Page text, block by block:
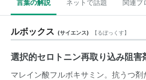
言葉の解説 ネットで話題 関連ブ
ルボックス (サイエンス) 【るぼっくす】
選択的セロトニン再取り込み阻害
マレイン酸フルボキサミン。抗うつ剤